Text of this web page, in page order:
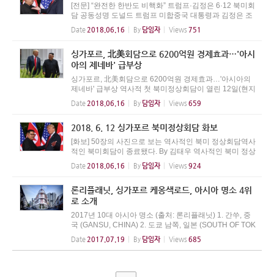
[전문] “완전한 한반도 비핵화” 트럼프·김정은 6·12 북미회
담 공동성명 도널드 트럼프 미합중국 대통령과 김정은 조
선민주주의인민공화국 국무위원장은 북미관계의 발전, 한
반도와 세계의 평화, 번영, 안전을 위해 협력할 것을 약속
Date 2018.06.16 By 담임자 Views 751
싱가포르, 北美회담으로 6200억원 경제효과…'아시
아의 제네바' 급부상
싱가포르, 北美회담으로 6200억원 경제효과…'아시아의
제네바' 급부상 역사적 첫 북미정상회담이 열린 12일(현지
시간) 싱가포르 센토사 섬 카펠라 호텔에서 도널드 트럼프
미국 대통령(왼쪽)과 김정은 북한 국무위원장이 업무오찬
Date 2018.06.16 By 담임자 Views 659
2018. 6. 12 싱가포르 북미정상회담 화보
[화보] 50장의 사진으로 보는 역사적인 북미 정상회담역사
적인 북미회담이 종료됐다. By 김태우 역사적인 북미 정상
회담이 막을 내렸다. SAUL LOEB VIA GETTY IMAGES 도
널드 트럼프 미국 대통령과 김정은 북한 국무위원장은 12
Date 2018.06.16 By 담임자 Views 924
론리플래닛, 싱가포르 케옹색로드, 아시아 명소 4위
로 소개
2017년 10대 아시아 명소 (출처: 론리플래닛) 1. 간쑤, 중
국 (GANSU, CHINA) 2. 도쿄 남쪽, 일본 (SOUTH OF TOK
YO, JAPAN) 3. 케랄라 북부, 인도 (NORTHERN KERALA,
INDIA) 4. 케옹색로드, 싱가포르 (KEONG SAIK ROAD, Si
Date 2017.07.19 By 담임자 Views 685